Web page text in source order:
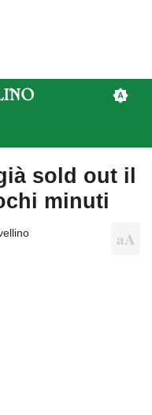
sold out il
minuti